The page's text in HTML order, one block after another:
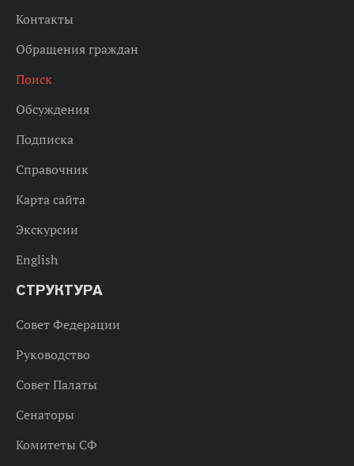
Контакты
Обращения граждан
Поиск
Обсуждения
Подписка
Справочник
Карта сайта
Экскурсии
English
СТРУКТУРА
Совет Федерации
Руководство
Совет Палаты
Сенаторы
Комитеты СФ